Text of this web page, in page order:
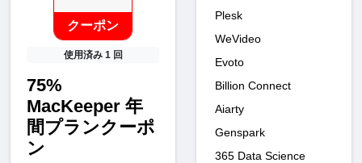
クーポン
使用済み 1 回
75%
MacKeeper 年
間プランクーポ
ン
Plesk
WeVideo
Evoto
Billion Connect
Aiarty
Genspark
365 Data Science